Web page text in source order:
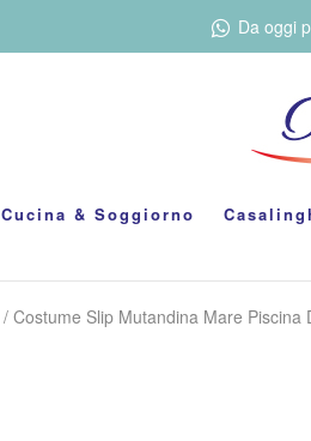
Da oggi
Cucina & Soggiorno
/ Costume Slip Mutandina Mare